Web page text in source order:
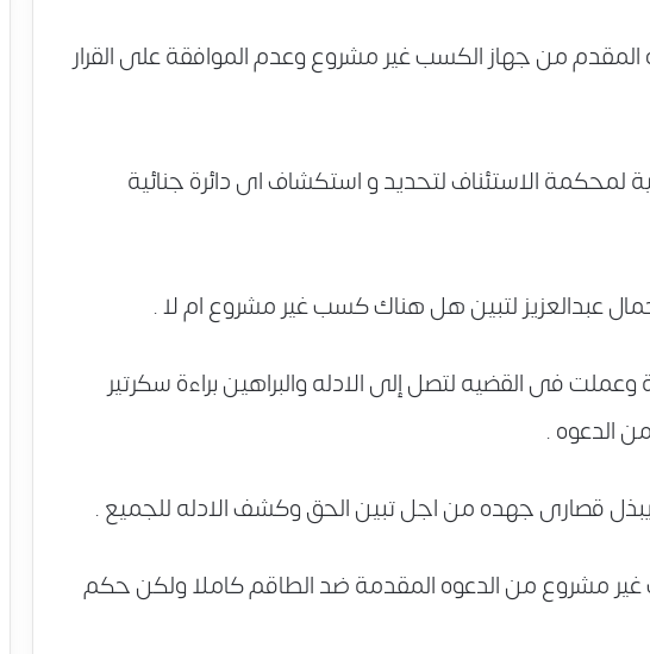
المقدم من جهاز الكسب غير مشروع وعدم الموافقة على القرار
لمحكمة الاستئناف لتحديد و استكشاف اى دائرة جنائية
عبدالعزيز لتبين هل هناك كسب غير مشروع ام لا .
فى القضيه لتصل إلى الادله والبراهين براءة سكرتير
الدعوه .
قصارى جهده من اجل تبين الحق وكشف الادله للجميع .
غير مشروع من الدعوه المقدمة ضد الطاقم كاملا ولكن حكم